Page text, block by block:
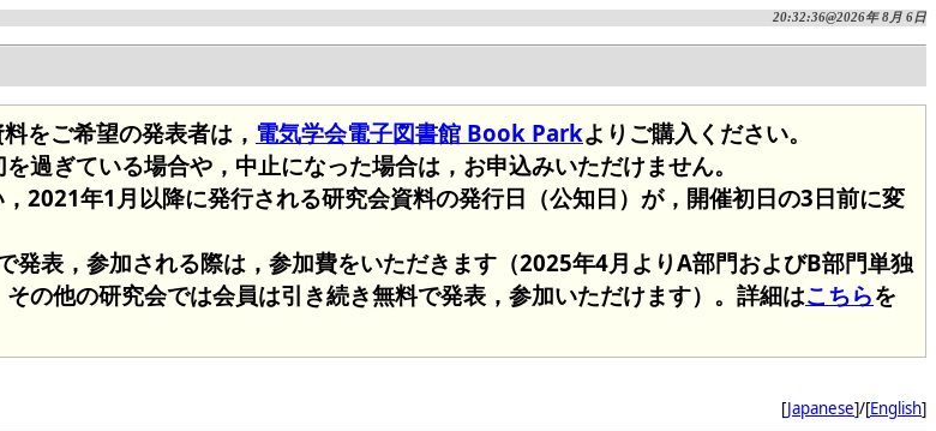
20:32:36@2026年 8月 6日
をご希望の発表者は， 電気学会電子図書館 Book Parkよりご購入ください。
過ぎている場合や，中止になった場合は，お申込みいただけません。
2021年1月以降に発行される研究会資料の発行日（公知日）が，開催初日の3日前に変
発表，参加される際は，参加費をいただきます（2025年4月よりA部門およびB部門単独
の他の研究会では会員は引き続き無料で発表，参加いただけます）。詳細はこちらを
[Japanese]/[English]